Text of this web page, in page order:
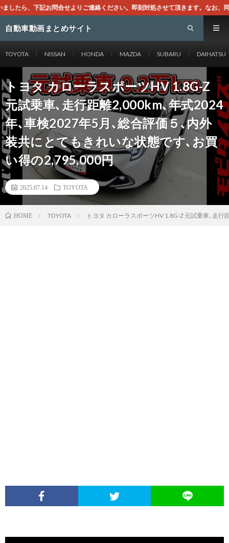
ください。即刻対処させて頂きます。なお、同サイトはGoogleアドセンスに
自動車動画まとめサイト
TOYOTA NISSAN HONDA MAZDA SUBARU DAIHATSU
トヨタ カローラスポーツHV 1.8G-Z
元試乗車､走行距離2,000km､年式2024
年､車検2027年5月､総合評価５､内外
装共にとてもきれいな状態です､お買
い得の2,795,000円
2025.07.14 TOYOTA
HOME TOYOTA トヨタ カローラスポーツHV 1.8G-Z 元試乗車､走